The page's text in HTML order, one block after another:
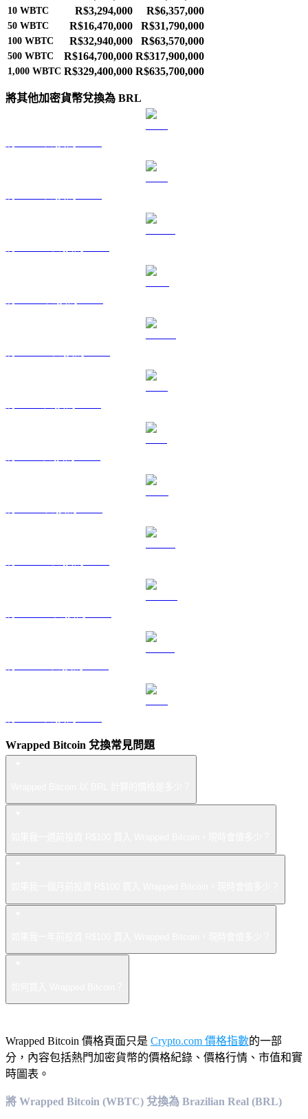
10 WBTC R$3,294,000 R$6,357,000
50 WBTC R$16,470,000 R$31,790,000
100 WBTC R$32,940,000 R$63,570,000
500 WBTC R$164,700,000 R$317,900,000
1,000 WBTC R$329,400,000 R$635,700,000
將其他加密貨幣兌換為 BRL
Wrapped Bitcoin 兌換常見問題
Wrapped Bitcoin 價格頁面只是 Crypto.com 價格指數的一部
分，內容包括熱門加密貨幣的價格紀錄、價格行情、市值和實
時圖表。
將 Wrapped Bitcoin (WBTC) 兌換為 Brazilian Real (BRL)